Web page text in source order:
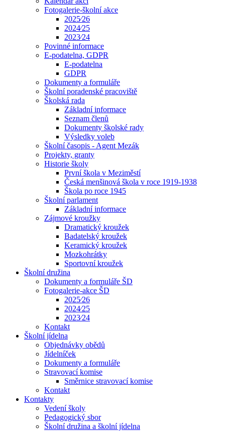
Fotogalerie-školní akce
2025⁄26
2024⁄25
2023⁄24
Povinné informace
E-podatelna, GDPR
E-podatelna
GDPR
Dokumenty a formuláře
Školní poradenské pracoviště
Školská rada
Základní informace
Seznam členů
Dokumenty školské rady
Výsledky voleb
Školní časopis - Agent Mezák
Projekty, granty
Historie školy
První škola v Meziměstí
Česká menšinová škola v roce 1919-1938
Škola po roce 1945
Školní parlament
Základní informace
Zájmové kroužky
Dramatický kroužek
Badatelský kroužek
Keramický kroužek
Mozkohrátky
Sportovní kroužek
Školní družina
Dokumenty a formuláře ŠD
Fotogalerie-akce ŠD
2025⁄26
2024⁄25
2023⁄24
Kontakt
Školní jídelna
Objednávky obědů
Jídelníček
Dokumenty a formuláře
Stravovací komise
Směrnice stravovací komise
Kontakt
Kontakty
Vedení školy
Pedagogický sbor
Školní družina a školní jídelna